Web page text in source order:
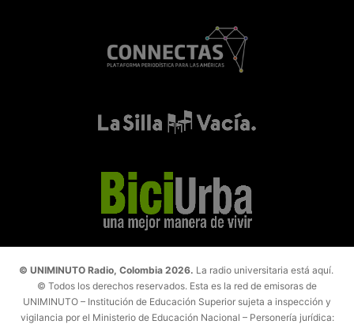
© UNIMINUTO Radio, Colombia 2026. La radio universitaria está aquí.
© Todos los derechos reservados. Esta es la red de emisoras de
UNIMINUTO – Institución de Educación Superior sujeta a inspección y
vigilancia por el Ministerio de Educación Nacional – Personería jurídica: